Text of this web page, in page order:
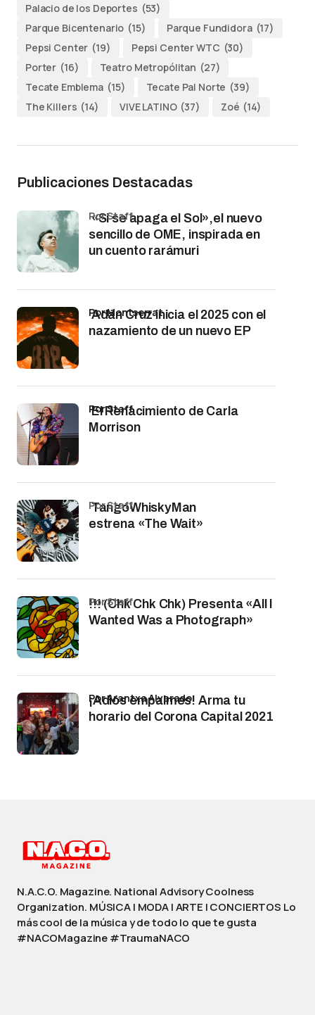
Palacio de los Deportes (53)
Parque Bicentenario (15) Parque Fundidora (17)
Pepsi Center (19) Pepsi Center WTC (30)
Porter (16) Teatro Metropólitan (27)
Tecate Emblema (15) Tecate Pal Norte (39)
The Killers (14) VIVE LATINO (37) Zoé (14)
Publicaciones Destacadas
«Si se apaga el Sol»,el nuevo
sencillo de OME, inspirada en
un cuento rarámuri
por Staff
Adán Cruz inicia el 2025 con el
nazamiento de un nuevo EP
por Montserrat
El Renacimiento de Carla
Morrison
por Staff
TangoWhiskyMan
estrena «The Wait»
por Staff
!!! (Chk Chk Chk) Presenta «All I
Wanted Was a Photograph»
por Staff
¡Adiós empalmes! Arma tu
horario del Corona Capital 2021
por Arantxa Alvarado
N.A.C.O. Magazine. National Advisory Coolness
Organization. MÚSICA | MODA | ARTE | CONCIERTOS Lo
más cool de la música y de todo lo que te gusta
#NACOMagazine #TraumaNACO